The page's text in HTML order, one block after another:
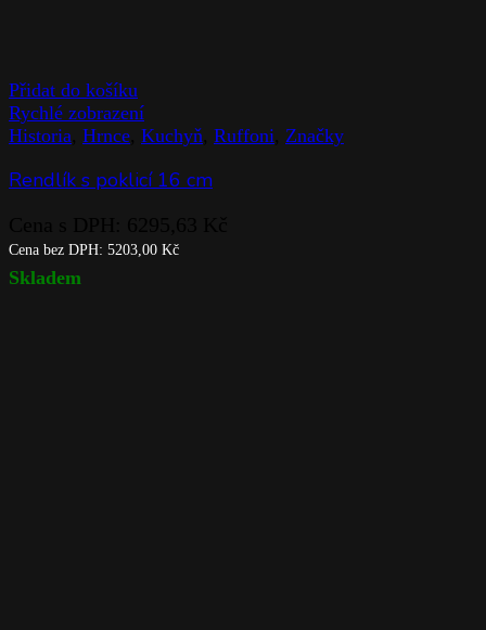
Přidat do košíku
Rychlé zobrazení
Historia Hrnce Kuchyň Ruffoni Značky
Rendlík s poklicí 16 cm
Cena bez DPH: 5203,00 Kč
Skladem